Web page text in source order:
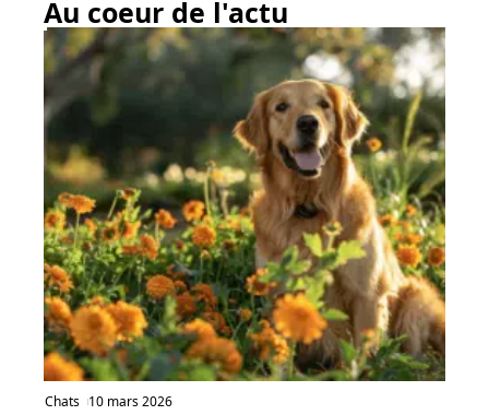
Au coeur de l'actu
Chats 10 mars 2026